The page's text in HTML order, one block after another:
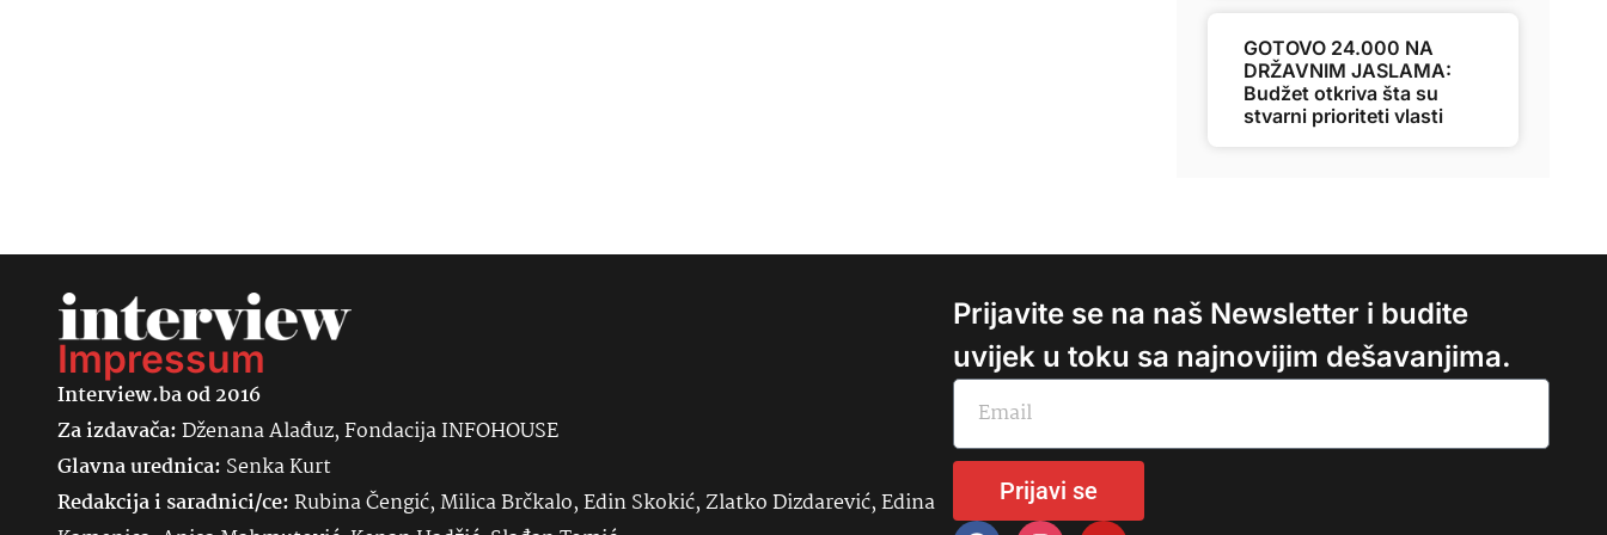
GOTOVO 24.000 NA
DRŽAVNIM JASLAMA:
Budžet otkriva šta su
stvarni prioriteti vlasti
Impressum
Interview.ba od 2016
Za izdavača:Dženana Alađuz, Fondacija INFOHOUSE
Glavna urednica: SenkaKurt
Redakcija i saradnici/ce:Rubina Čengić, Milica Brčkalo, Edin Skokić, Zlatko Dizdarević, Edina
Prijavite se na naš Newsletter i budite
uvijek u toku sa najnovijim dešavanjima.
Prijavi se